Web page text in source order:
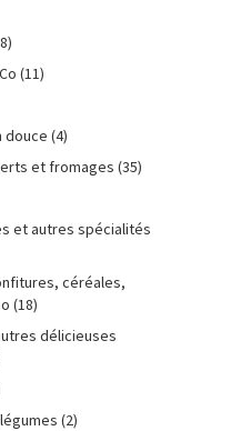
(11)
douce (4)
et fromages (35)
et autres spécialités
céréales,
(18)
délicieuses
(2)